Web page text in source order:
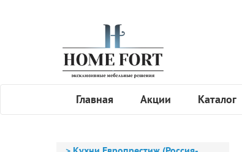
Главная Акции Каталог